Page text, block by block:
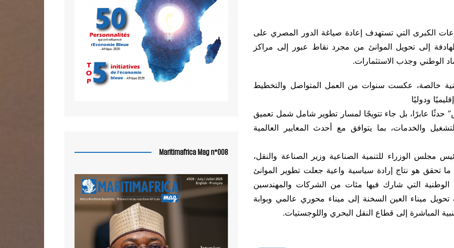
الكبرى التي تستهدف إعادة صياغة الدور المصري على
إلى تحويل الموانئ من مجرد نقاط عبور إلى مراكز
الوطني وجذب الاستثمارات.
خالصة، عكست سنوات من العمل المتواصل والتخطيط
ودوليًا
عابرًا، بل جاء تتويجًا لمسار تطوير شامل شمل تعميق
والخدمات، بما يتوافق مع أحدث المعايير العالمية
مجلس الوزراء للتنمية الصناعية وزير الصناعة والنقل،
هو نتاج إرادة سياسية واعية جعلت تطوير الموانئ
الوطنية التي شارك فيها مئات من الشركات والمهندسين
ميناء العين السخنة إلى ميناء محوري عالمي وبوابة
المباشرة إلى قطاع النقل البحري واللوجستيات.
Maritimafrica Mag n°008